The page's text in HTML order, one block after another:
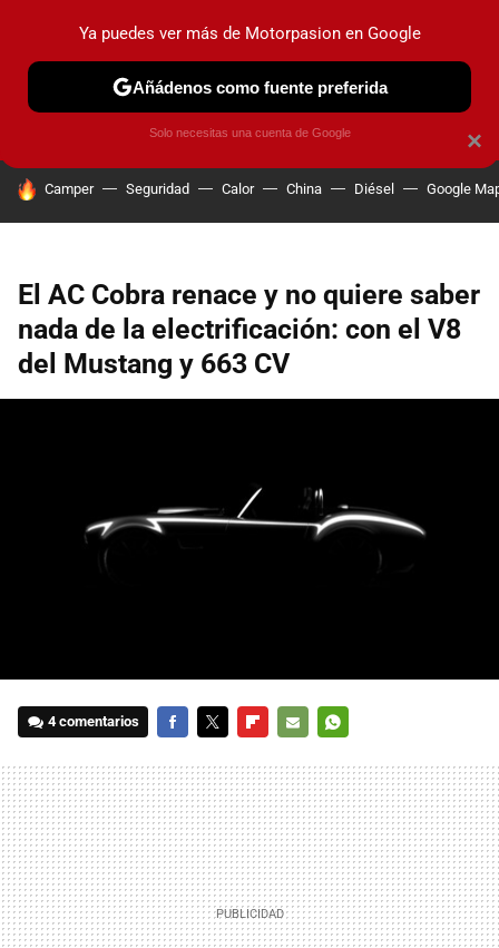
PRUEBAS COCHES ELÉCTRICOS OBSERVATORIO
HOY SE HABLA DE
Camper Seguridad Calor China Diésel Google
El AC Cobra renace y no quiere saber
nada de la electrificación: con el V8
del Mustang y 663 CV
4 comentarios
MAIL
×
Ya puedes ver más de Motorpasion en Google
Añádenos como fuente preferida
Solo necesitas una cuenta de Google